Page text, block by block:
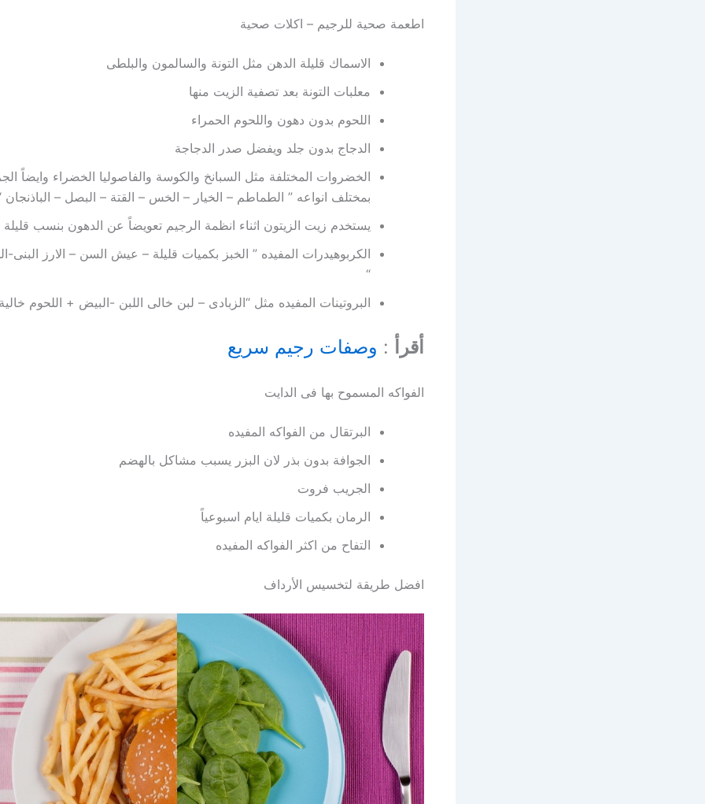
اطعمة صحية للرجيم – اكلات صحية
الاسماك قليلة الدهن مثل التونة والسالمون والبلطى
معلبات التونة بعد تصفية الزيت منها
اللحوم بدون دهون واللحوم الحمراء
الدجاج بدون جلد ويفضل صدر الدجاجة
الخضروات المختلفة مثل السبانخ والكوسة والفاصوليا الخضراء وايضاً
بمختلف انواعه ” الطماطم – الخيار – الخس – القتة – البصل – الباذنجان
يستخدم زيت الزيتون اثناء انظمة الرجيم تعويضاً عن الدهون بنسب قليلة
الكربوهيدرات المفيده ” الخبز بكميات قليلة – عيش السن – الارز البنى-
“
البروتينات المفيده مثل “الزبادى – لبن خالى اللبن -البيض + اللحوم
أقرأ : وصفات رجيم سريع
الفواكه المسموح بها فى الدايت
البرتقال من الفواكه المفيده
الجوافة بدون بذر لان البزر يسبب مشاكل بالهضم
الجريب فروت
الرمان بكميات قليلة ايام اسبوعياً
التفاح من اكثر الفواكه المفيده
افضل طريقة لتخسيس الأرداف